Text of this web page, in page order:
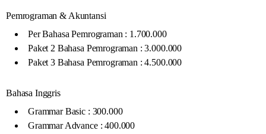
Pemrograman & Akuntansi
Per Bahasa Pemrograman : 1.700.000
Paket 2 Bahasa Pemrograman : 3.000.000
Paket 3 Bahasa Pemrograman : 4.500.000
Bahasa Inggris
Grammar Basic : 300.000
Grammar Advance : 400.000